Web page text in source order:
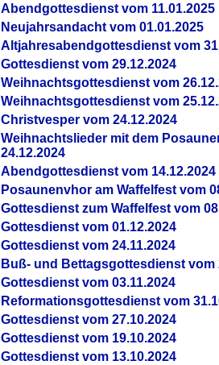
Abendgottesdienst vom 11.01.2025
Neujahrsandacht vom 01.01.2025
Altjahresabendgottesdienst vom
Gottesdienst vom 29.12.2024
Weihnachtsgottesdienst vom
Weihnachtsgottesdienst vom
Christvesper vom 24.12.2024
Weihnachtslieder mit dem
24.12.2024
Abendgottesdienst vom 14.12.2024
Posaunenvhor am Waffelfest vom
Gottesdienst zum Waffelfest vom
Gottesdienst vom 01.12.2024
Gottesdienst vom 24.11.2024
Buß- und Bettagsgottesdienst vom
Gottesdienst vom 03.11.2024
Reformationsgottesdienst vom
Gottesdienst vom 27.10.2024
Gottesdienst vom 19.10.2024
Gottesdienst vom 13.10.2024